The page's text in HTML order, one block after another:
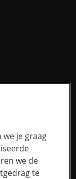
je graag
we de
te